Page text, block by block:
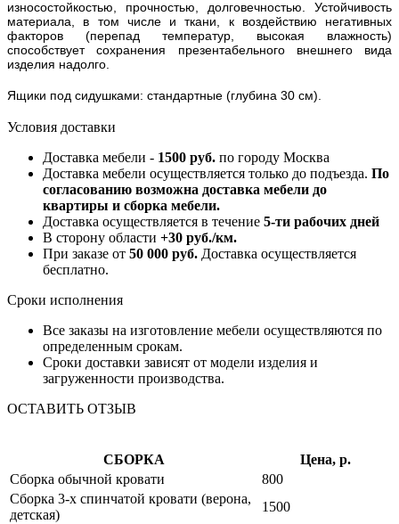
износостойкостью, прочностью, долговечностью. Устойчивость
материала, в том числе и ткани, к воздействию негативных
факторов (перепад температур, высокая влажность)
способствует сохранения презентабельного внешнего вида
изделия надолго.
Ящики под сидушками: стандартные (глубина 30 см).
Условия доставки
Доставка мебели - 1500 руб. по городу Москва
Доставка мебели осуществляется только до подъезда. По
согласованию возможна доставка мебели до
квартиры и сборка мебели.
Доставка осуществляется в течение 5-ти рабочих дней
В сторону области +30 руб./км.
При заказе от 50 000 руб. Доставка осуществляется
бесплатно.
Сроки исполнения
Все заказы на изготовление мебели осуществляются по
определенным срокам.
Сроки доставки зависят от модели изделия и
загруженности производства.
ОСТАВИТЬ ОТЗЫВ
СБОРКА
Цена, р.
Сборка обычной кровати
800
Сборка 3-х спинчатой кровати (верона,
детская)
1500